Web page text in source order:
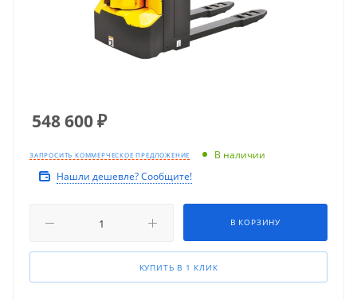
548 600₽
ЗАПРОСИТЬ КОММЕРЧЕСКОЕ ПРЕДЛОЖЕНИЕ
В наличии
Нашли дешевле? Сообщите!
В КОРЗИНУ
КУПИТЬ В 1 КЛИК